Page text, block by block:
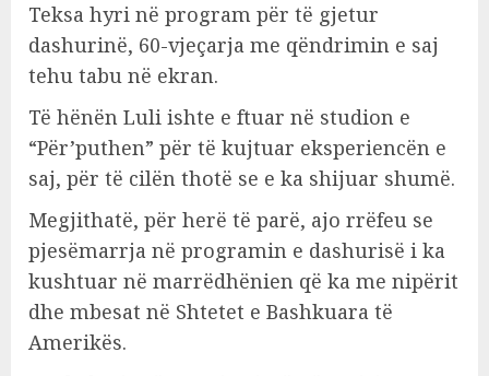
Teksa hyri në program për të gjetur
dashurinë, 60-vjeçarja me qëndrimin e saj
tehu tabu në ekran.
Të hënën Luli ishte e ftuar në studion e
“Për’puthen” për të kujtuar eksperiencën e
saj, për të cilën thotë se e ka shijuar shumë.
Megjithatë, për herë të parë, ajo rrëfeu se
pjesëmarrja në programin e dashurisë i ka
kushtuar në marrëdhënien që ka me nipërit
dhe mbesat në Shtetet e Bashkuara të
Amerikës.